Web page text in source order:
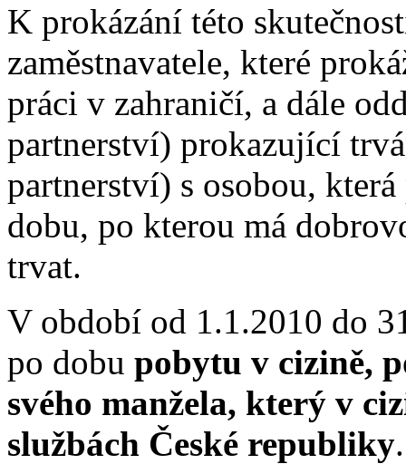
K prokázání této
zaměstnavatele, které
práci v zahraničí, a dále
partnerství) prokazující
partnerství) s osobou,
dobu, po kterou má
trvat.
V období od 1.1.2010 do
po dobu pobytu v cizině,
svého manžela, který v
službách České republiky.